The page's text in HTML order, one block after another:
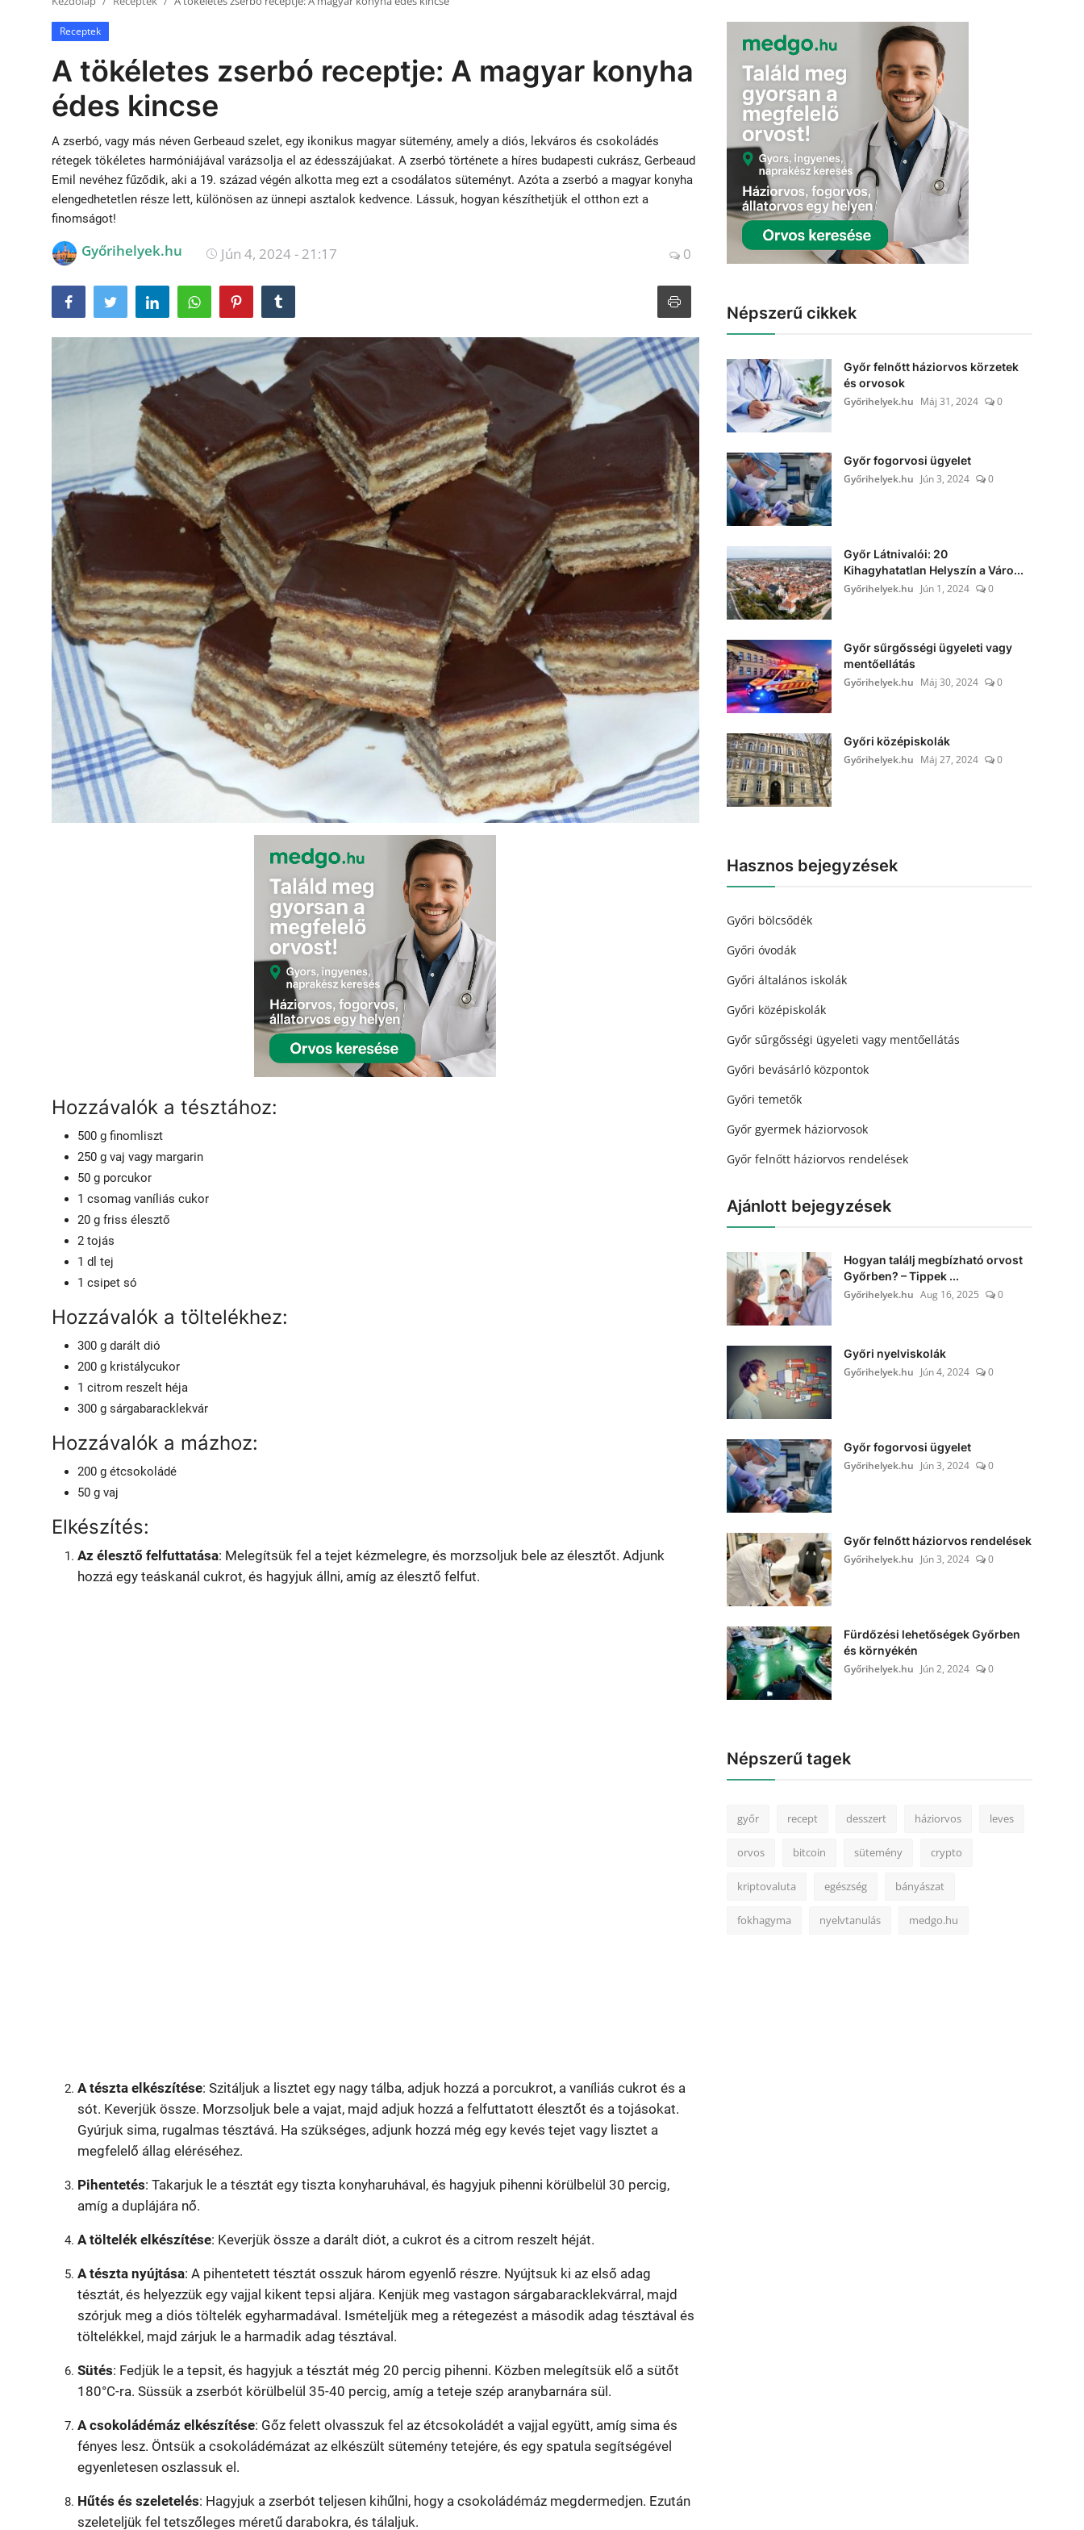
ReceptekReceptek
A tökéletes zserbó receptje: A magyar konyha
édes kincse
A zserbó, vagy más néven Gerbeaud szelet, egy ikonikus magyar sütemény, amely a diós, lekváros és csokoládés
rétegek tökéletes harmóniájával varázsolja el az édesszájúakat. A zserbó története a híres budapesti cukrász, Gerbeaud
Emil nevéhez fűződik, aki a 19. század végén alkotta meg ezt a csodálatos süteményt. Azóta a zserbó a magyar konyha
elengedhetetlen része lett, különösen az ünnepi asztalok kedvence. Lássuk, hogyan készíthetjük el otthon ezt a
finomságot!
Győrihelyek.hu Jún 4, 2024 - 21:17 0
Hozzávalók a tésztához:
500 g finomliszt
250 g vaj vagy margarin
50 g porcukor
1 csomag vaníliás cukor
20 g friss élesztő
2 tojás
1 dl tej
1 csipet só
Hozzávalók a töltelékhez:
300 g darált dió
200 g kristálycukor
1 citrom reszelt héja
300 g sárgabaracklekvár
Hozzávalók a mázhoz:
200 g étcsokoládé
50 g vaj
Elkészítés:
Az élesztő felfuttatása: Melegítsük fel a tejet kézmelegre, és morzsoljuk bele az élesztőt. Adjunk
hozzá egy teáskanál cukrot, és hagyjuk állni, amíg az élesztő felfut.
A tészta elkészítése: Szitáljuk a lisztet egy nagy tálba, adjuk hozzá a porcukrot, a vaníliás cukrot és a
sót. Keverjük össze. Morzsoljuk bele a vajat, majd adjuk hozzá a felfuttatott élesztőt és a tojásokat.
Gyúrjuk sima, rugalmas tésztává. Ha szükséges, adjunk hozzá még egy kevés tejet vagy lisztet a
megfelelő állag eléréséhez.
Pihentetés: Takarjuk le a tésztát egy tiszta konyharuhával, és hagyjuk pihenni körülbelül 30 percig,
amíg a duplájára nő.
A töltelék elkészítése: Keverjük össze a darált diót, a cukrot és a citrom reszelt héját.
A tészta nyújtása: A pihentetett tésztát osszuk három egyenlő részre. Nyújtsuk ki az első adag
tésztát, és helyezzük egy vajjal kikent tepsi aljára. Kenjük meg vastagon sárgabaracklekvárral, majd
szórjuk meg a diós töltelék egyharmadával. Ismételjük meg a rétegezést a második adag tésztával és
töltelékkel, majd zárjuk le a harmadik adag tésztával.
Sütés: Fedjük le a tepsit, és hagyjuk a tésztát még 20 percig pihenni. Közben melegítsük elő a sütőt
180°C-ra. Süssük a zserbót körülbelül 35-40 percig, amíg a teteje szép aranybarnára sül.
A csokoládémáz elkészítése: Gőz felett olvasszuk fel az étcsokoládét a vajjal együtt, amíg sima és
fényes lesz. Öntsük a csokoládémázat az elkészült sütemény tetejére, és egy spatula segítségével
egyenletesen oszlassuk el.
Hűtés és szeletelés: Hagyjuk a zserbót teljesen kihűlni, hogy a csokoládémáz megdermedjen. Ezután
szeleteljük fel tetszőleges méretű darabokra, és tálaljuk.
Népszerű cikkek
Győr felnőtt háziorvos körzetek
és orvosok
Győrihelyek.hu Máj 31, 2024 0
Győr fogorvosi ügyelet
Győrihelyek.hu Jún 3, 2024 0
Győr Látnivalói: 20
Kihagyhatatlan Helyszín a Váro...
Győrihelyek.hu Jún 1, 2024 0
Győr sűrgősségi ügyeleti vagy
mentőellátás
Győrihelyek.hu Máj 30, 2024 0
Győri középiskolák
Győrihelyek.hu Máj 27, 2024 0
Hasznos bejegyzések
Győri bölcsődék
Győri óvodák
Győri általános iskolák
Győri középiskolák
Győr sűrgősségi ügyeleti vagy mentőellátás
Győri bevásárló központok
Győri temetők
Győr gyermek háziorvosok
Győr felnőtt háziorvos rendelések
Ajánlott bejegyzések
Hogyan találj megbízható orvost
Győrben? – Tippek ...
Győrihelyek.hu Aug 16, 2025 0
Győri nyelviskolák
Győrihelyek.hu Jún 4, 2024 0
Győr fogorvosi ügyelet
Győrihelyek.hu Jún 3, 2024 0
Győr felnőtt háziorvos rendelések
Győrihelyek.hu Jún 3, 2024 0
Fürdőzési lehetőségek Győrben
és környékén
Győrihelyek.hu Jún 2, 2024 0
Népszerű tagek
győr recept desszert háziorvos leves
orvos bitcoin sütemény crypto
kriptovaluta egészség bányászat
fokhagyma nyelvtanulás medgo.hu